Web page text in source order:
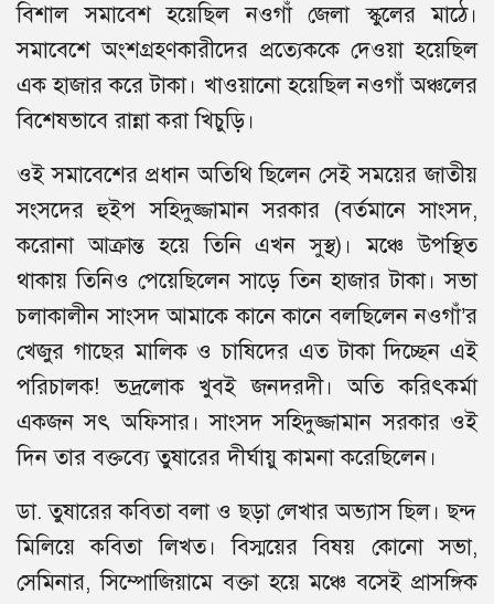
বিশাল সমাবেশ হয়েছিল নওগাঁ জেলা স্কুলের মাঠে।
সমাবেশে অংশগ্রহণকারীদের প্রত্যেককে দেওয়া হয়েছিল
এক হাজার করে টাকা। খাওয়ানো হয়েছিল নওগাঁ অঞ্চলের
বিশেষভাবে রান্না করা খিচুড়ি।
ওই সমাবেশের প্রধান অতিথি ছিলেন সেই সময়ের জাতীয়
সংসদের হুইপ সহিদুজ্জামান সরকার (বর্তমানে সাংসদ,
করোনা আক্রান্ত হয়ে তিনি এখন সুস্থ)। মঞ্চে উপস্থিত
থাকায় তিনিও পেয়েছিলেন সাড়ে তিন হাজার টাকা। সভা
চলাকালীন সাংসদ আমাকে কানে কানে বলছিলেন নওগাঁ’র
খেজুর গাছের মালিক ও চাষিদের এত টাকা দিচ্ছেন এই
পরিচালক! ভদ্রলোক খুবই জনদরদী। অতি করিৎকর্মা
একজন সৎ অফিসার। সাংসদ সহিদুজ্জামান সরকার ওই
দিন তার বক্তব্যে তুষারের দীর্ঘায়ু কামনা করেছিলেন।
ডা. তুষারের কবিতা বলা ও ছড়া লেখার অভ্যাস ছিল। ছন্দ
মিলিয়ে কবিতা লিখত। বিস্ময়ের বিষয় কোনো সভা,
সেমিনার, সিম্পোজিয়ামে বক্তা হয়ে মঞ্চে বসেই প্রাসঙ্গিক